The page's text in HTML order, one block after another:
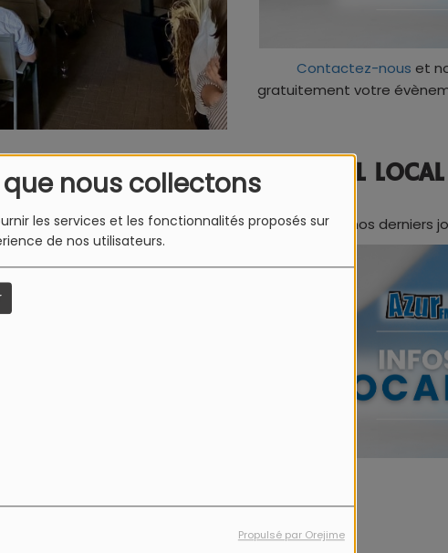
nous collectons
les services et les fonctionnalités proposés sur
de nos utilisateurs.
Propulsé par Orejime
expositions de Colmar. Ces dix
bien au-delà de l’aspect
pour cette édition. Cette
« Crémant d’Alsace ». Il y aura
des vendanges précoces.
à la belle étoile, de déguster
Contactez-nous et
gratuitement votre
JOURNAL LOCAL
Retrouvez nos derniers